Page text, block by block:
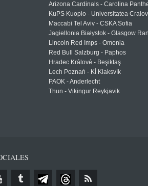
Arizona Cardinals - Carolina
KuPS Kuopio - Universitatea
Maccabi Tel Aviv - CSKA Sofia
Jagiellonia Białystok - Glasgow
Lincoln Red Imps - Omonia
Red Bull Salzburg - Paphos
Hradec Králové - Beşiktaş
Lech Poznań - KÍ Klaksvík
PAOK - Anderlecht
Thun - Vikingur Reykjavik